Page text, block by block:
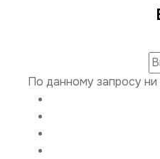
По данному запросу